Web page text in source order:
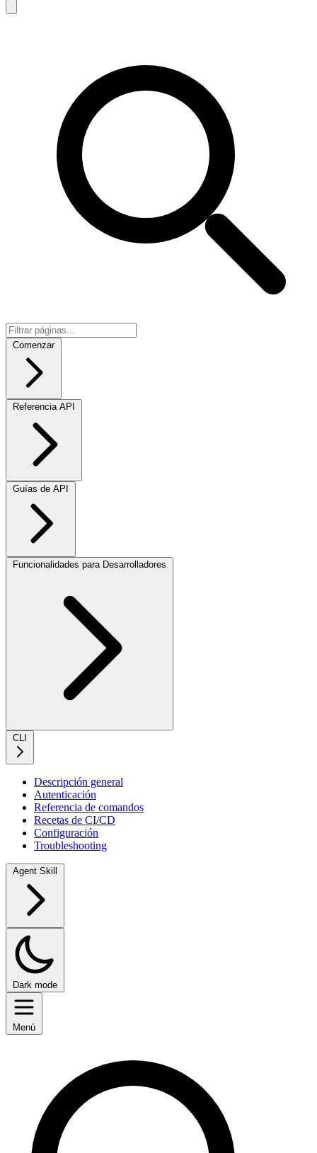
Comenzar
Referencia API
Guías de API
Funcionalidades para Desarrolladores
CLI
Descripción general
Autenticación
Referencia de comandos
Recetas de CI/CD
Configuración
Troubleshooting
Agent Skill
Dark mode
Menú